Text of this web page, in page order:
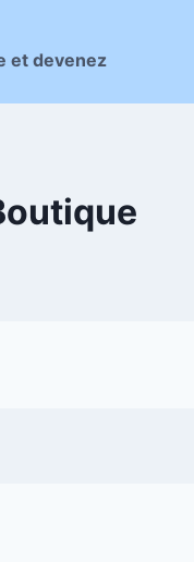
et devenez